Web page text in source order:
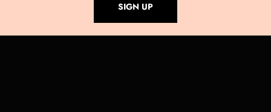
SIGN UP